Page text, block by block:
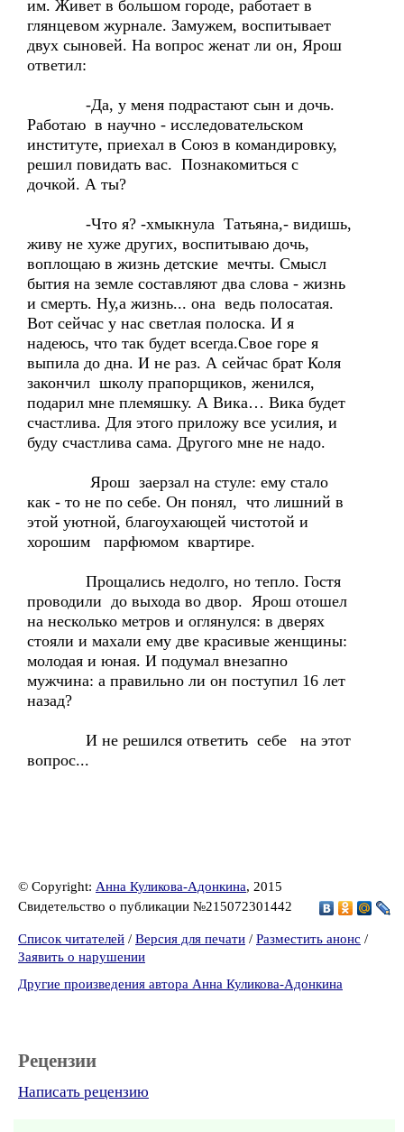
им. Живет в большом городе, работает в
глянцевом журнале. Замужем, воспитывает
двух сыновей. На вопрос женат ли он, Ярош
ответил:
-Да, у меня подрастают сын и дочь.
Работаю в научно - исследовательском
институте, приехал в Союз в командировку,
решил повидать вас. Познакомиться с
дочкой. А ты?
-Что я? -хмыкнула Татьяна,- видишь,
живу не хуже других, воспитываю дочь,
воплощаю в жизнь детские мечты. Смысл
бытия на земле составляют два слова - жизнь
и смерть. Ну,а жизнь... она ведь полосатая.
Вот сейчас у нас светлая полоска. И я
надеюсь, что так будет всегда.Свое горе я
выпила до дна. И не раз. А сейчас брат Коля
закончил школу прапорщиков, женился,
подарил мне племяшку. А Вика… Вика будет
счастлива. Для этого приложу все усилия, и
буду счастлива сама. Другого мне не надо.
Ярош заерзал на стуле: ему стало
как - то не по себе. Он понял, что лишний в
этой уютной, благоухающей чистотой и
хорошим парфюмом квартире.
Прощались недолго, но тепло. Гостя
проводили до выхода во двор. Ярош отошел
на несколько метров и оглянулся: в дверях
стояли и махали ему две красивые женщины:
молодая и юная. И подумал внезапно
мужчина: а правильно ли он поступил 16 лет
назад?
И не решился ответить себе на этот
вопрос...
© Copyright: Анна Куликова-Адонкина, 2015
Свидетельство о публикации №215072301442
Список читателей / Версия для печати / Разместить анонс /
Заявить о нарушении
Другие произведения автора Анна Куликова-Адонкина
Рецензии
Написать рецензию